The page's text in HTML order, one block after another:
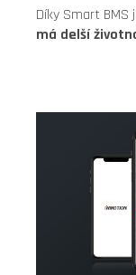
Díky Smart BMS
má delší